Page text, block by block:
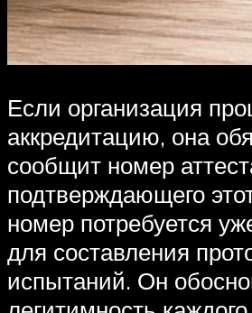
Если организация
аккредитацию, она
сообщит номер
подтверждающего
номер потребуется
для составления
испытаний. Он